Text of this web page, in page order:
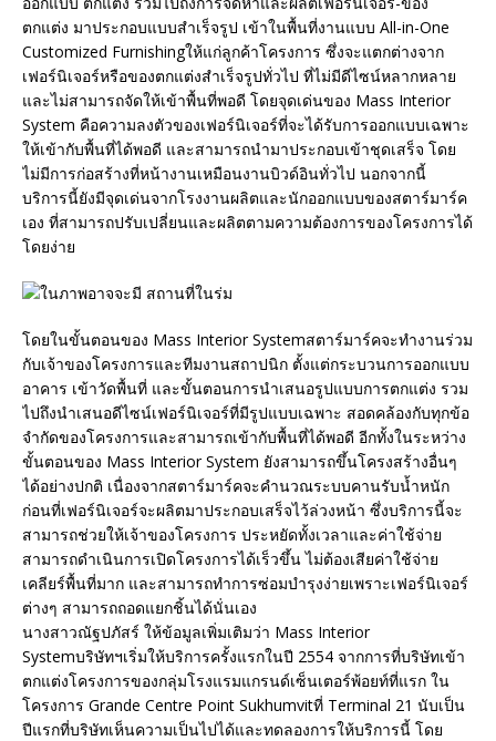
ตกแต่ง มาประกอบแบบสำเร็จรูป เข้าในพื้นที่งานแบบ All-in-One
Customized Furnishingให้แก่ลูกค้าโครงการ ซึ่งจะแตกต่างจาก
เฟอร์นิเจอร์หรือของตกแต่งสำเร็จรูปทั่วไป ที่ไม่มีดีไซน์หลากหลาย
และไม่สามารถจัดให้เข้าพื้นที่พอดี โดยจุดเด่นของ Mass Interior
System คือความลงตัวของเฟอร์นิเจอร์ที่จะได้รับการออกแบบเฉพาะ
ให้เข้ากับพื้นที่ได้พอดี และสามารถนำมาประกอบเข้าชุดเสร็จ โดย
ไม่มีการก่อสร้างที่หน้างานเหมือนงานบิวด์อินทั่วไป นอกจากนี้
บริการนี้ยังมีจุดเด่นจากโรงงานผลิตและนักออกแบบของสตาร์มาร์ค
เอง ที่สามารถปรับเปลี่ยนและผลิตตามความต้องการของโครงการได้
โดยง่าย
โดยในขั้นตอนของ Mass Interior Systemสตาร์มาร์คจะทำงานร่วม
กับเจ้าของโครงการและทีมงานสถาปนิก ตั้งแต่กระบวนการออกแบบ
อาคาร เข้าวัดพื้นที่ และขั้นตอนการนำเสนอรูปแบบการตกแต่ง รวม
ไปถึงนำเสนอดีไซน์เฟอร์นิเจอร์ที่มีรูปแบบเฉพาะ สอดคล้องกับทุกข้อ
จำกัดของโครงการและสามารถเข้ากับพื้นที่ได้พอดี อีกทั้งในระหว่าง
ขั้นตอนของ Mass Interior System ยังสามารถขึ้นโครงสร้างอื่นๆ
ได้อย่างปกติ เนื่องจากสตาร์มาร์คจะคำนวณระบบคานรับน้ำหนัก
ก่อนที่เฟอร์นิเจอร์จะผลิตมาประกอบเสร็จไว้ล่วงหน้า ซึ่งบริการนี้จะ
สามารถช่วยให้เจ้าของโครงการ ประหยัดทั้งเวลาและค่าใช้จ่าย
สามารถดำเนินการเปิดโครงการได้เร็วขึ้น ไม่ต้องเสียค่าใช้จ่าย
เคลียร์พื้นที่มาก และสามารถทำการซ่อมบำรุงง่ายเพราะเฟอร์นิเจอร์
ต่างๆ สามารถถอดแยกชิ้นได้นั่นเอง
นางสาวณัฐปภัสร์ ให้ข้อมูลเพิ่มเติมว่า Mass Interior
Systemบริษัทฯเริ่มให้บริการครั้งแรกในปี 2554 จากการที่บริษัทเข้า
ตกแต่งโครงการของกลุ่มโรงแรมแกรนด์เซ็นเตอร์พ้อยท์ที่แรก ใน
โครงการ Grande Centre Point Sukhumvitที่ Terminal 21 นับเป็น
ปีแรกที่บริษัทเห็นความเป็นไปได้และทดลองการให้บริการนี้ โดย